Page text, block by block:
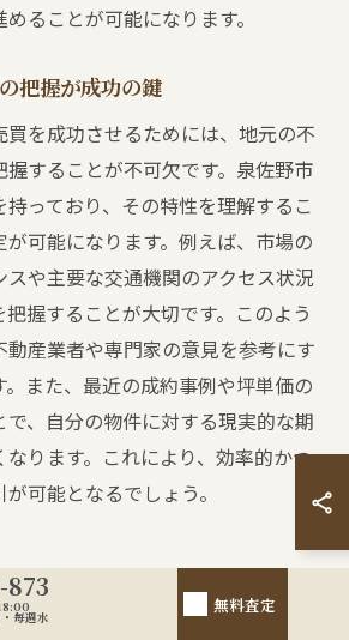
ることが可能になります。
把握が成功の鍵
を成功させるためには、地元の不
することが不可欠です。泉佐野市
っており、その特性を理解するこ
が可能になります。例えば、市場の
や主要な交通機関のアクセス状況
握することが大切です。このよう
産業者や専門家の意見を参考にす
また、最近の成約事例や坪単価の
、自分の物件に対する現実的な期
ります。これにより、効率的かつ
可能となるでしょう。
不動産売買における注
873
毎週水
無料査定